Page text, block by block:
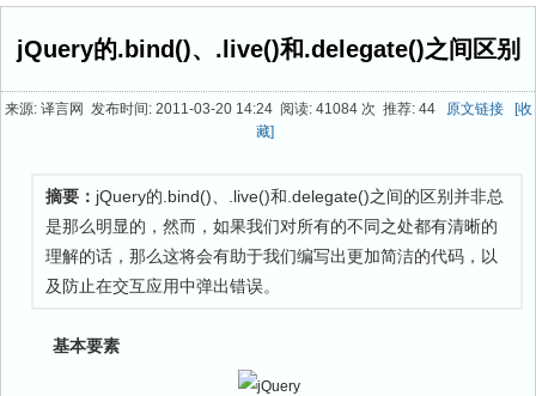
最新文章
jQuery的.bind()、.live()和.delegate()之间区别
来源: 译言网 发布时间: 2011-03-20 14:24 阅读: 41084 次 推荐: 44 原文链接
[收
藏]
摘要： jQuery的.bind()、.live()和.delegate()之间的区别并非总
是那么明显的，然而，如果我们对所有的不同之处都有清晰的
理解的话，那么这将会有助于我们编写出更加简洁的代码，以
及防止在交互应用中弹出错误。
基本要素